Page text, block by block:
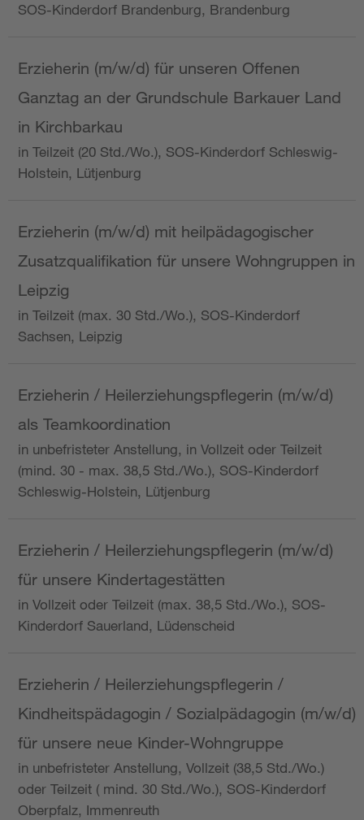
SOS-Kinderdorf Brandenburg, Brandenburg
Erzieherin (m/w/d) für unseren Offenen
Ganztag an der Grundschule Barkauer Land
in Kirchbarkau
in Teilzeit (20 Std./Wo.), SOS-Kinderdorf Schleswig-
Holstein, Lütjenburg
Erzieherin (m/w/d) mit heilpädagogischer
Zusatzqualifikation für unsere Wohngruppen in
Leipzig
in Teilzeit (max. 30 Std./Wo.), SOS-Kinderdorf
Sachsen, Leipzig
Erzieherin / Heilerziehungspflegerin (m/w/d)
als Teamkoordination
in unbefristeter Anstellung, in Vollzeit oder Teilzeit
(mind. 30 - max. 38,5 Std./Wo.), SOS-Kinderdorf
Schleswig-Holstein, Lütjenburg
Erzieherin / Heilerziehungspflegerin (m/w/d)
für unsere Kindertagestätten
in Vollzeit oder Teilzeit (max. 38,5 Std./Wo.), SOS-
Kinderdorf Sauerland, Lüdenscheid
Erzieherin / Heilerziehungspflegerin /
Kindheitspädagogin / Sozialpädagogin (m/w/d)
für unsere neue Kinder-Wohngruppe
in unbefristeter Anstellung, Vollzeit (38,5 Std./Wo.)
oder Teilzeit ( mind. 30 Std./Wo.), SOS-Kinderdorf
Oberpfalz, Immenreuth